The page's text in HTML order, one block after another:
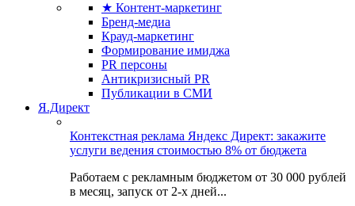
★ Контент-маркетинг
Бренд-медиа
Крауд-маркетинг
Формирование имиджа
PR персоны
Антикризисный PR
Публикации в СМИ
Я.Директ
Контекстная реклама Яндекс Директ: закажите
услуги ведения стоимостью 8% от бюджета
Работаем с рекламным бюджетом от 30 000 рублей
в месяц, запуск от 2-х дней...